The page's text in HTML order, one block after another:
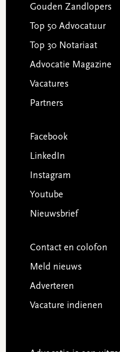
Gouden Zandlopers
Top 50 Advocatuur
Top 30 Notariaat
Advocatie Magazine
Vacatures
Partners
Facebook
LinkedIn
Instagram
Youtube
Nieuwsbrief
Contact en colofon
Meld nieuws
Adverteren
Vacature indienen